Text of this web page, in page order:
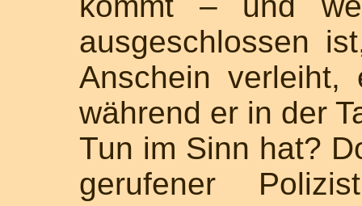
ausgeschlossen
Anschein
während er in der
Tun im Sinn hat?
gerufener